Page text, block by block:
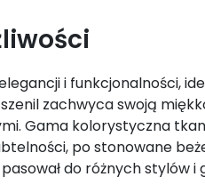
i funkcjonalności,
zachwyca swoją
Gama kolorystyczna
po stonowane
do różnych stylów